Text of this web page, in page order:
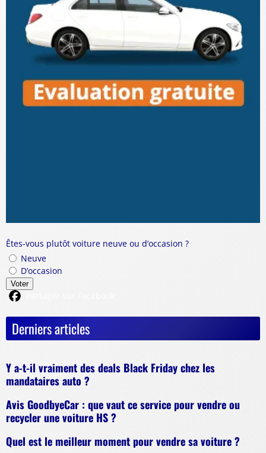
Êtes-vous plutôt voiture neuve ou d’occasion ?
Neuve
D’occasion
Voter
Derniers articles
Y a-t-il vraiment des deals Black Friday chez les
mandataires auto ?
Avis GoodbyeCar : que vaut ce service pour vendre ou
recycler une voiture HS ?
Quel est le meilleur moment pour vendre sa voiture ?